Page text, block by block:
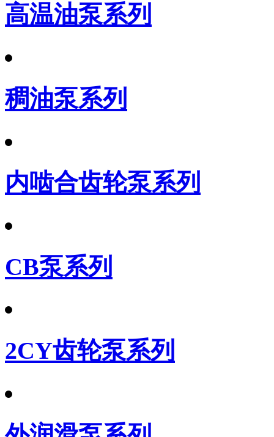
高温油泵系列
稠油泵系列
内啮合齿轮泵系列
CB泵系列
2CY齿轮泵系列